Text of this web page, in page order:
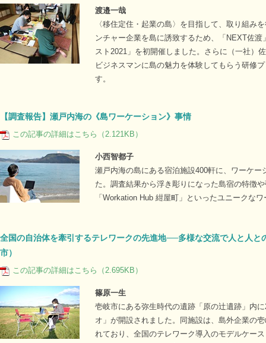
渡邉一哉
〈移住定住・起業の島〉を目指して、取り組み
ンチャー企業を島に誘致するため、「NEXT佐
スト2021」を初開催しました。さらに（一社）
ビジネスマンに島の魅力を体験してもらう研修
す。
【調査報告】瀬戸内海の《島ワーケーション》事情
この記事の詳細はこちら（2.121KB）
小西智都子
瀬戸内海の島にある宿泊施設400軒に、ワーケ
た。調査結果から浮き彫りになった島宿の特徴
「Workation Hub 紺屋町」といったユニークな
全国の自治体を牽引するテレワークの先進地──多様な交流で人と人
市）
この記事の詳細はこちら（2.695KB）
篠原一生
壱岐市にある弥生時代の遺跡「原の辻遺跡」内
オ」が開設されました。同施設は、島外企業の
れており、全国のテレワーク導入のモデルケー